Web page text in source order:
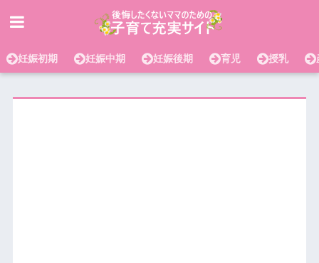
妊娠初期 妊娠中期 妊娠後期 育児 授乳